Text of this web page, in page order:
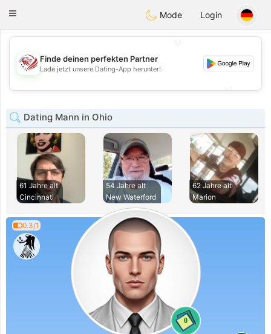
Dating
Toggle
Mode Login
💖
💕
Finde deinen perfekten Partner
Lade jetzt unsere Dating-App herunter!
Dating Mann in Ohio
61 Jahre alt
Cincinnati
54 Jahre alt
New Waterford
62 Jahre alt
Marion
0.3/1
0